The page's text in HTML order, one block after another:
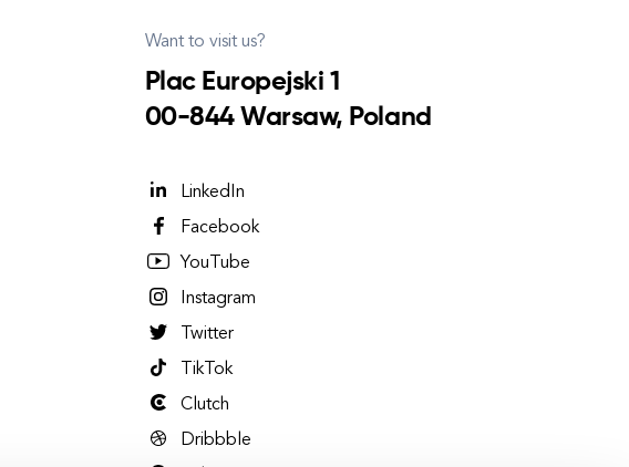
Want to visit us?
Plac Europejski 1
00-844 Warsaw, Poland
LinkedIn
Facebook
YouTube
Instagram
Twitter
TikTok
Clutch
Dribbble